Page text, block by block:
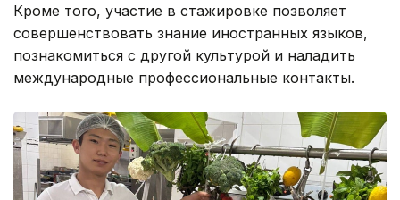
Кроме того, участие в стажировке позволяет
совершенствовать знание иностранных языков,
познакомиться с другой культурой и наладить
международные профессиональные контакты.